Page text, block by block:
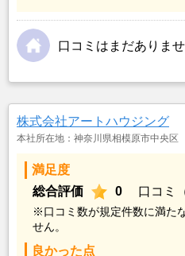
口コミはまだありま
株式会社アートハウジング
本社所在地：神奈川県相模原市中央区
満足度
総合評価
0 口コミ
※口コミ数が規定件数に満た
せん。
良かった点